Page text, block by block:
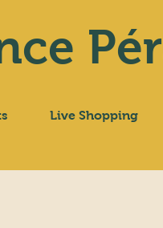
Live Shopping